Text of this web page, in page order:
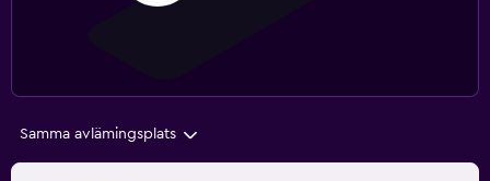
Samma avlämingsplats